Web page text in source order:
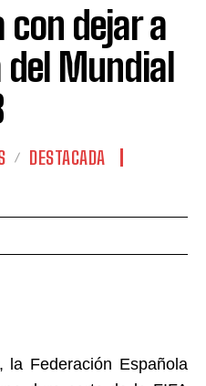
con dejar a
Mundial
DESTACADA
la Federación Española